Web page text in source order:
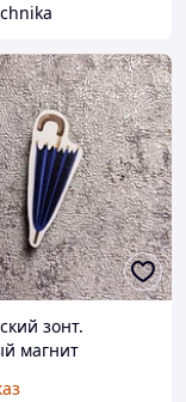
зонт.
магнит